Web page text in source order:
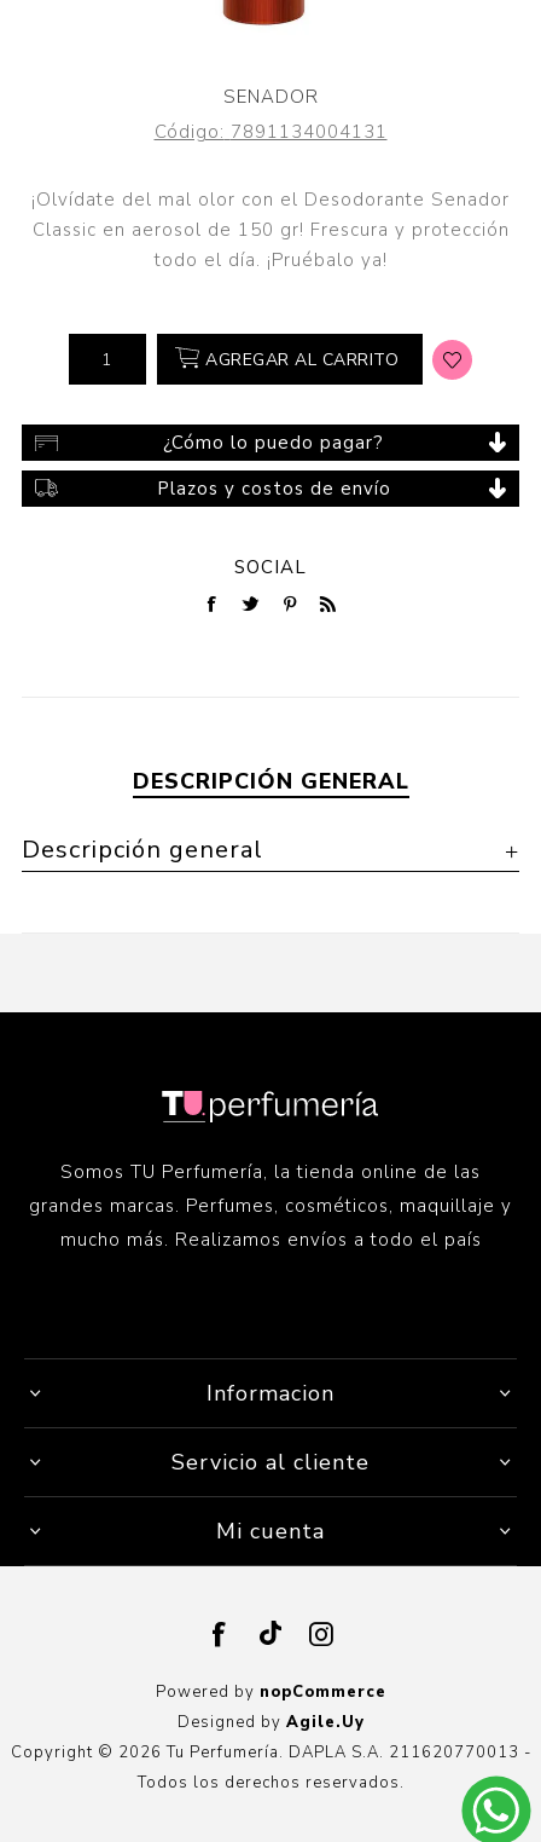
SENADOR
Código: 7891134004131
¡Olvídate del mal olor con el Desodorante Senador
Classic en aerosol de 150 gr! Frescura y protección
todo el día. ¡Pruébalo ya!
AGREGAR AL CARRITO
¿Cómo lo puedo pagar?
Plazos y costos de envío
SOCIAL
DESCRIPCIÓN GENERAL
Descripción general
Somos TU Perfumería, la tienda online de las
grandes marcas. Perfumes, cosméticos, maquillaje y
mucho más. Realizamos envíos a todo el país
Informacion
Servicio al cliente
Mi cuenta
Powered by nopCommerce
Designed by Agile.Uy
Copyright © 2026 Tu Perfumería. DAPLA S.A. 211620770013 -
Todos los derechos reservados.